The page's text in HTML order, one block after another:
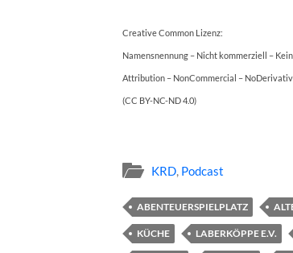
Creative Common Lizenz:
Namensnennung – Nicht kommerziell –
Attribution – NonCommercial –
(CC BY-NC-ND 4.0)
KRD, Podcast
ABENTEUERSPIELPLATZ
KÜCHE LABERKÖPPE E.V.